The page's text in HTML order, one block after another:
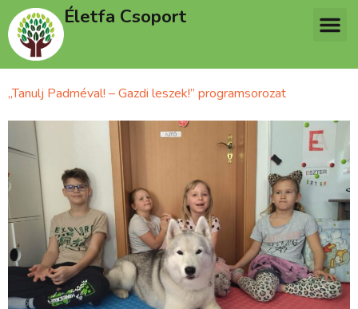
Életfa Csoport
„Tanulj Padméval! – Gazdi leszek!” programsorozat